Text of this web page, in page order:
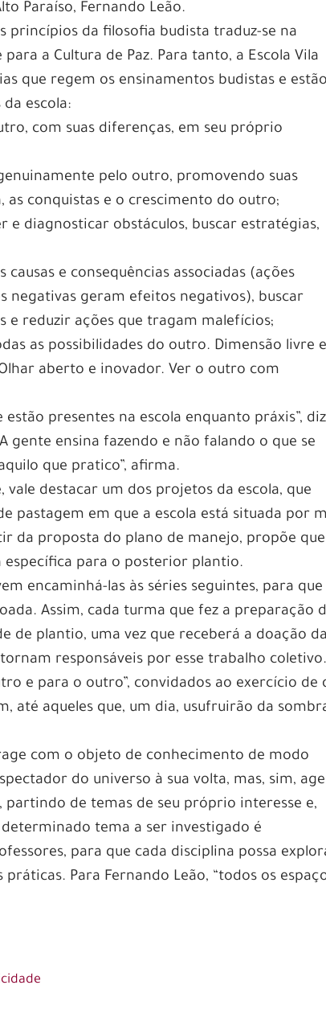
Paraíso, Fernando Leão.
princípios da filosofia budista traduz-se na
a Cultura de Paz. Para tanto, a Escola Vila
que regem os ensinamentos budistas e
escola:
com suas diferenças, em seu próprio
pelo outro, promovendo suas
as conquistas e o crescimento do outro;
e diagnosticar obstáculos, buscar estratégias,
e consequências associadas (ações
negativas geram efeitos negativos), buscar
reduzir ações que tragam malefícios;
as possibilidades do outro. Dimensão livre e
aberto e inovador. Ver o outro com
presentes na escola enquanto práxis”,
gente ensina fazendo e não falando o que se
que pratico”, afirma.
destacar um dos projetos da escola, que
pastagem em que a escola está situada por
da proposta do plano de manejo, propõe que
específica para o posterior plantio.
encaminhá-las às séries seguintes, para que
Assim, cada turma que fez a preparação
de plantio, uma vez que receberá a doação da
responsáveis por esse trabalho coletivo.
e para o outro”, convidados ao exercício de
até aqueles que, um dia, usufruirão da
com o objeto de conhecimento de modo
do universo à sua volta, mas, sim,
de temas de seu próprio interesse e,
tema a ser investigado é
para que cada disciplina possa
Para Fernando Leão, “todos os